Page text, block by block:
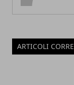
ARTICOLI